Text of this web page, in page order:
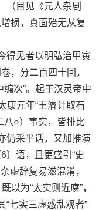
（目见《元人杂剧
损，真面殆无从复
见者以明弘治甲寅
，分二百四十回，
次”。起于汉灵帝中
康元年“王濬计取石
○）事实，皆排比
仍采平话，又加推演
〕语，且更盛引“史
虚辞复易滋混淆，
以为“太实则近腐”，
七实三虚惑乱观者”